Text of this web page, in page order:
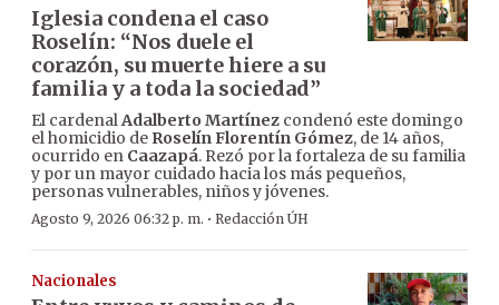
Iglesia condena el caso
Roselín: “Nos duele el
corazón, su muerte hiere a su
familia y a toda la sociedad”
El cardenalAdalberto Martínez condenó este domingo
el homicidio de Roselín Florentín Gómez, de 14 años,
ocurrido en Caazapá. Rezó por la fortaleza de su familia
y por un mayor cuidado hacia los más pequeños,
personas vulnerables, niños y jóvenes.
Agosto 9, 2026 06:32 p. m. · Redacción ÚH
Nacionales